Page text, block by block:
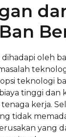
oleh
teknologi
tinggi dan
kerja.
tidak
yang